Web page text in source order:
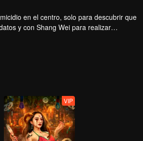
en el centro, solo para descubrir que
y con Shang Wei para realizar
de la heredera Zhao Qingyun, la verdad
VIP